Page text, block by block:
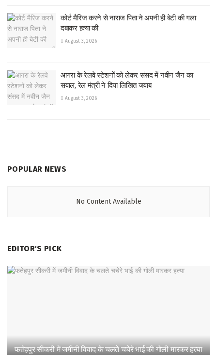
कोर्ट मैरिज करने से नाराज पिता ने अपनी ही बेटी की गला
दबाकर हत्या की
August 3, 2026
आगरा के रेलवे स्टेशनों को लेकर संसद में नवीन जैन का
सवाल, रेल मंत्री ने दिया लिखित जवाब
August 3, 2026
POPULAR NEWS
No Content Available
EDITOR'S PICK
फतेहपुर सीकरी में जमीनी विवाद के चलते चचेरे भाई की गोली मारकर हत्या